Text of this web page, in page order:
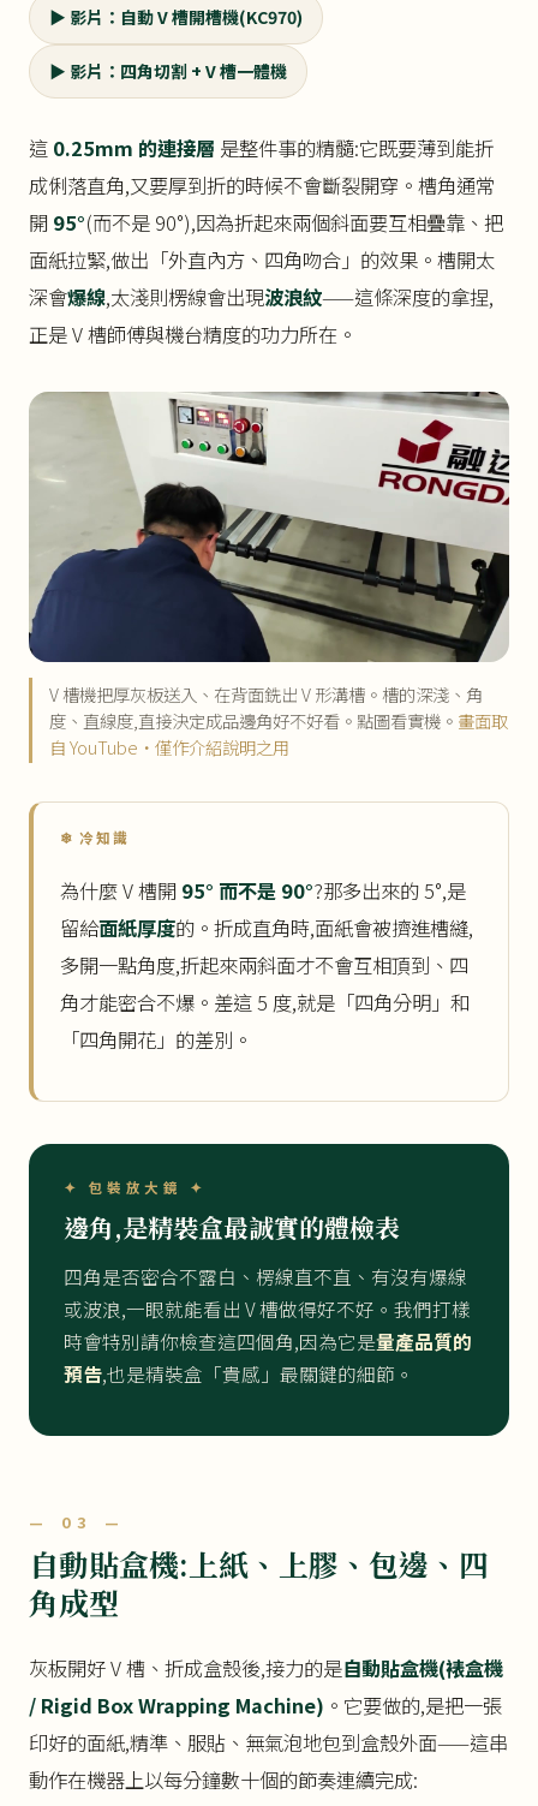
▶ 影片：自動 V 槽開槽機(KC970)
▶ 影片：四角切割 + V 槽一體機
這 0.25mm 的連接層 是整件事的精髓:它既要薄到能折
成俐落直角,又要厚到折的時候不會斷裂開穿。槽角通常
開 95°(而不是 90°),因為折起來兩個斜面要互相疊靠、把
面紙拉緊,做出「外直內方、四角吻合」的效果。槽開太
深會爆線,太淺則楞線會出現波浪紋——這條深度的拿捏,
正是 V 槽師傅與機台精度的功力所在。
V 槽機把厚灰板送入、在背面銑出 V 形溝槽。槽的深淺、角
度、直線度,直接決定成品邊角好不好看。點圖看實機。 畫面取
自 YouTube・僅作介紹說明之用
❄ 冷知識
為什麼 V 槽開 95° 而不是 90°?那多出來的 5°,是
留給面紙厚度的。折成直角時,面紙會被擠進槽縫,
多開一點角度,折起來兩斜面才不會互相頂到、四
角才能密合不爆。差這 5 度,就是「四角分明」和
「四角開花」的差別。
✦ 包裝放大鏡 ✦
邊角,是精裝盒最誠實的體檢表
四角是否密合不露白、楞線直不直、有沒有爆線
或波浪,一眼就能看出 V 槽做得好不好。我們打樣
時會特別請你檢查這四個角,因為它是量產品質的
預告,也是精裝盒「貴感」最關鍵的細節。
— 03 —
自動貼盒機:上紙、上膠、包邊、四
角成型
灰板開好 V 槽、折成盒殼後,接力的是自動貼盒機(裱盒機
/ Rigid Box Wrapping Machine) 。它要做的,是把一張
印好的面紙,精準、服貼、無氣泡地包到盒殼外面——這串
動作在機器上以每分鐘數十個的節奏連續完成: